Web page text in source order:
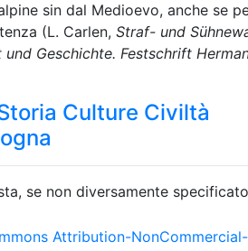
sin dal Medioevo, anche se
(L. Carlen, Straf- und
und Geschichte. Festschrift
Culture Civiltà
se non diversamente
Attribution-NonCommercial-